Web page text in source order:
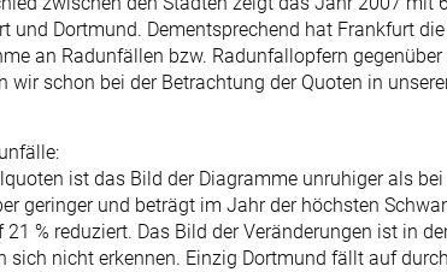
und Dortmund. Dementsprechend hat Frankfurt
an Radunfällen bzw. Radunfallopfern
wir schon bei der Betrachtung der Quoten in
ist das Bild der Diagramme unruhiger als bei
geringer und beträgt im Jahr der höchsten
% reduziert. Das Bild der Veränderungen ist in
sich nicht erkennen. Einzig Dortmund fällt auf